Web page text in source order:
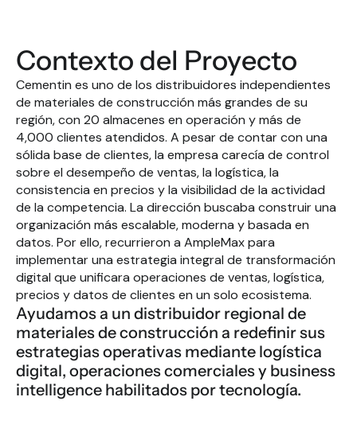
Contexto del Proyecto
Cementin es uno de los distribuidores independientes
de materiales de construcción más grandes de su
región, con 20 almacenes en operación y más de
4,000 clientes atendidos. A pesar de contar con una
sólida base de clientes, la empresa carecía de control
sobre el desempeño de ventas, la logística, la
consistencia en precios y la visibilidad de la actividad
de la competencia. La dirección buscaba construir una
organización más escalable, moderna y basada en
datos. Por ello, recurrieron a AmpleMax para
implementar una estrategia integral de transformación
digital que unificara operaciones de ventas, logística,
precios y datos de clientes en un solo ecosistema.
Ayudamos a un distribuidor regional de
materiales de construcción a redefinir sus
estrategias operativas mediante logística
digital, operaciones comerciales y business
intelligence habilitados por tecnología.